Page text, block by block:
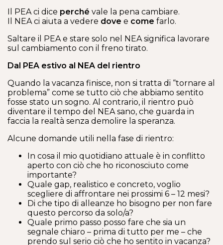
Il PEA ci dice perché vale la pena cambiare.
Il NEA ci aiuta a vedere dove e come farlo.
Saltare il PEA e stare solo nel NEA significa lavorare
sul cambiamento con il freno tirato.
Dal PEA estivo al NEA del rientro
Quando la vacanza finisce, non si tratta di “tornare al
problema” come se tutto ciò che abbiamo sentito
fosse stato un sogno. Al contrario, il rientro può
diventare il tempo del NEA sano, che guarda in
faccia la realtà senza demolire la speranza.
Alcune domande utili nella fase di rientro:
In cosa il mio quotidiano attuale è in conflitto
aperto con ciò che ho riconosciuto come
importante?
Quale gap, realistico e concreto, voglio
scegliere di affrontare nei prossimi 6 – 12 mesi?
Di che tipo di alleanze ho bisogno per non fare
questo percorso da solo/a?
Quale primo passo posso fare che sia un
segnale chiaro – prima di tutto per me – che
prendo sul serio ciò che ho sentito in vacanza?